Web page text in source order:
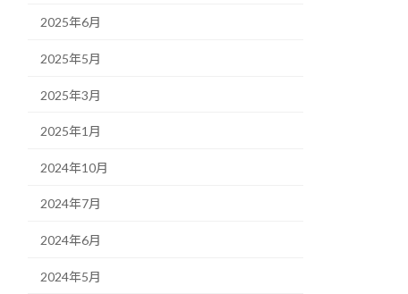
2025年6月
2025年5月
2025年3月
2025年1月
2024年10月
2024年7月
2024年6月
2024年5月